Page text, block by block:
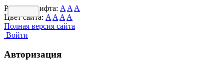
Размер шрифта: A A A
Цвет сайта: A A A A
Полная версия сайта
Войти
Авторизация